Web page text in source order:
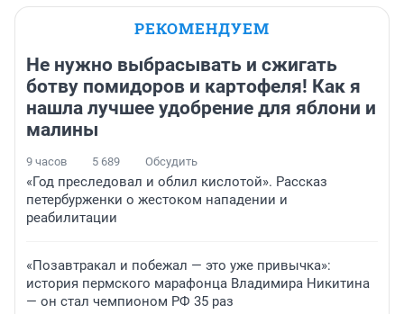
РЕКОМЕНДУЕМ
Не нужно выбрасывать и сжигать
ботву помидоров и картофеля! Как я
нашла лучшее удобрение для яблони и
малины
9 часов 5 689 Обсудить
«Год преследовал и облил кислотой». Рассказ
петербурженки о жестоком нападении и
реабилитации
«Позавтракал и побежал — это уже привычка»:
история пермского марафонца Владимира Никитина
— он стал чемпионом РФ 35 раз